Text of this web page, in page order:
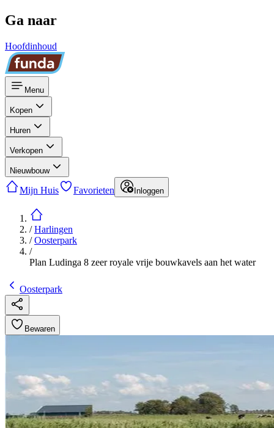
Ga naar
Hoofdinhoud
Menu
Kopen
Huren
Verkopen
Nieuwbouw
Mijn Huis Favorieten Inloggen
/Harlingen
/Oosterpark
/
Plan Ludinga 8 zeer royale vrije bouwkavels aan het water
Oosterpark
Bewaren